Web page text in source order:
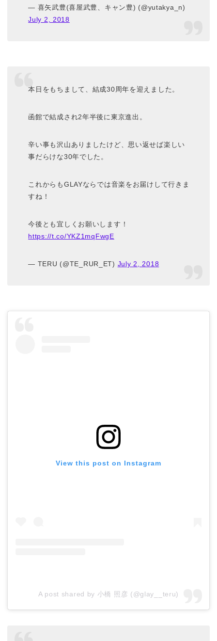
— 喜矢武豊(喜屋武豊、キャン豊) (@yutakya_n)
July 2, 2018
本日をもちまして、結成30周年を迎えました。
函館で結成され2年半後に東京進出。
辛い事も沢山ありましたけど、思い返せば楽しい
事だらけな30年でした。
これからもGLAYならでは音楽をお届けして行きま
すね！
今後とも宜しくお願いします！
https://t.co/YKZ1mqFwgE
— TERU (@TE_RUR_ET) July 2, 2018
View this post on Instagram
A post shared by 小橋 照彦 (@glay__teru)